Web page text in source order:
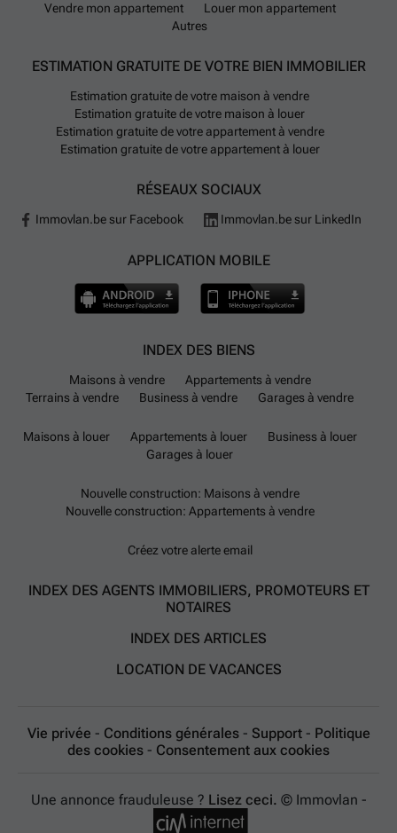
Vendre mon appartement
Louer mon appartement
Autres
ESTIMATION GRATUITE DE VOTRE BIEN IMMOBILIER
Estimation gratuite de votre maison à vendre
Estimation gratuite de votre maison à louer
Estimation gratuite de votre appartement à vendre
Estimation gratuite de votre appartement à louer
RÉSEAUX SOCIAUX
Immovlan.be sur Facebook Immovlan.be sur LinkedIn
APPLICATION MOBILE
INDEX DES BIENS
Maisons à vendre
Appartements à vendre
Terrains à vendre
Business à vendre Garages à vendre
Maisons à louer Appartements à louer
Business à louer
Garages à louer
Nouvelle construction: Maisons à vendre
Nouvelle construction: Appartements à vendre
Créez votre alerte email
INDEX DES AGENTS IMMOBILIERS, PROMOTEURS ET
NOTAIRES
INDEX DES ARTICLES
LOCATION DE VACANCES
Vie privée - Conditions générales - Support - Politique
des cookies - Consentement aux cookies
Une annonce frauduleuse ? Lisez ceci. © Immovlan -